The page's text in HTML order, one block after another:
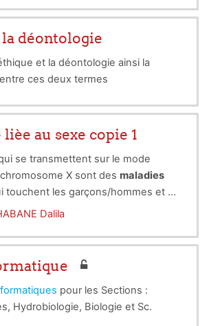
all the anabolic and catabolic
of living cells.
déontologie
et la déontologie ainsi la
ces deux termes
au sexe copie 1
se transmettent sur le mode
X sont des maladies
touchent les garçons/hommes et se
les femmes. Les dystrophies
se transmettent suivant ce
Dalila
pour les Sections :
Hydrobiologie, Biologie et Sc.